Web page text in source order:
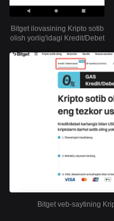
Bitget ilovasining Kripto sotib
olish yorlig'idagi Kredit/Debet
Bitget veb-saytining